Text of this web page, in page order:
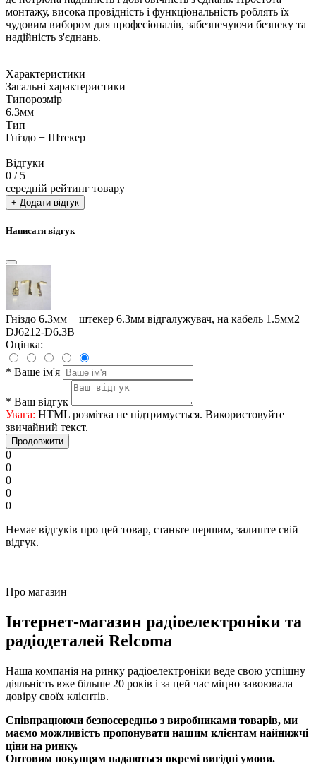
монтажу, висока провідність і функціональність роблять їх
чудовим вибором для професіоналів, забезпечуючи безпеку та
надійність з'єднань.
Характеристики
Загальні характеристики
Типорозмір
6.3мм
Тип
Гніздо + Штекер
Відгуки
0 / 5
середній рейтинг товару
+ Додати відгук
Написати відгук
Гніздо 6.3мм + штекер 6.3мм відгалужувач, на кабель 1.5мм2
DJ6212-D6.3B
Оцінка:
* Ваше ім'я
* Ваш відгук
Увага: HTML розмітка не підтримується. Використовуйте
звичайний текст.
Продовжити
0
0
0
0
0
Немає відгуків про цей товар, станьте першим, залиште свій
відгук.
Про магазин
Інтернет-магазин радіоелектроніки та
радіодеталей Relcoma
Наша компанія на ринку радіоелектроніки веде свою успішну
діяльність вже більше 20 років і за цей час міцно завоювала
довіру своїх клієнтів.
Співпрацюючи безпосередньо з виробниками товарів, ми
маємо можливість пропонувати нашим клієнтам найнижчі
ціни на ринку.
Оптовим покупцям надаються окремі вигідні умови.